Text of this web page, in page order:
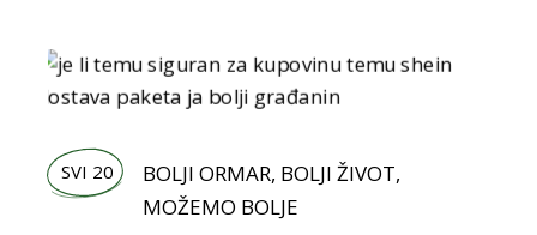
SVI 20 BOLJI ORMAR, BOLJI ŽIVOT,
MOŽEMO BOLJE